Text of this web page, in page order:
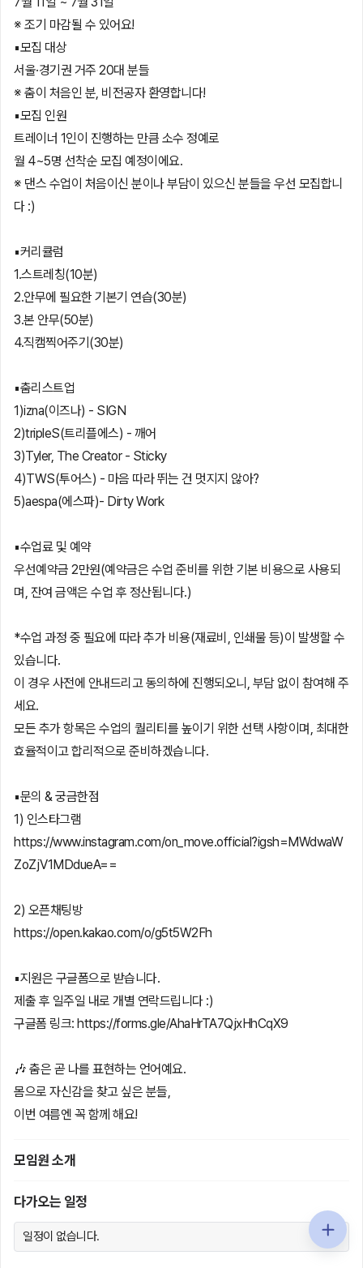
※ 조기 마감될 수 있어요!
▪️모집 대상
서울·경기권 거주 20대 분들
※ 춤이 처음인 분, 비전공자 환영합니다!
▪️모집 인원
트레이너 1인이 진행하는 만큼 소수 정예로
월 4~5명 선착순 모집 예정이에요.
※ 댄스 수업이 처음이신 분이나 부담이 있으신 분들을 우선 모집합니
다 :)
▪️커리큘럼
1.스트레칭(10분)
2.안무에 필요한 기본기 연습(30분)
3.본 안무(50분)
4.직캠찍어주기(30분)
▪️춤리스트업
1)izna(이즈나) - SIGN
2)tripleS(트리플에스) - 깨어
3)Tyler, The Creator - Sticky
4)TWS(투어스) - 마음 따라 뛰는 건 멋지지 않아?
5)aespa(에스파)- Dirty Work
▪️수업료 및 예약
우선예약금 2만원(예약금은 수업 준비를 위한 기본 비용으로 사용되
며, 잔여 금액은 수업 후 정산됩니다.)
*수업 과정 중 필요에 따라 추가 비용(재료비, 인쇄물 등)이 발생할 수
있습니다.
이 경우 사전에 안내드리고 동의하에 진행되오니, 부담 없이 참여해 주
세요.
모든 추가 항목은 수업의 퀄리티를 높이기 위한 선택 사항이며, 최대한
효율적이고 합리적으로 준비하겠습니다.
▪️문의 & 궁금한점
1) 인스타그램
https://www.instagram.com/on_move.official?igsh=MWdwaW
ZoZjV1MDdueA==
2) 오픈채팅방
https://open.kakao.com/o/g5t5W2Fh
▪️지원은 구글폼으로 받습니다.
제출 후 일주일 내로 개별 연락드립니다 :)
구글폼 링크: https://forms.gle/AhaHrTA7QjxHhCqX9
🎶 춤은 곧 나를 표현하는 언어예요.
몸으로 자신감을 찾고 싶은 분들,
이번 여름엔 꼭 함께 해요!
모임원 소개
다가오는 일정
일정이 없습니다.